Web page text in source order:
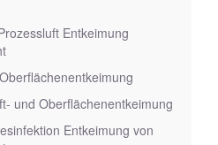
Entkeimung
und Oberflächenentkeimung
Entkeimung von